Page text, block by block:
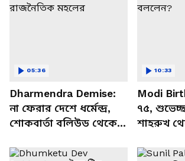
Dharmendra Demise:
না ফেরার দেশে ধর্মেন্দ্র,
শোকবার্তা বলিউড থেকে
05:36
Modi
৭৫,
শাহরুখ
10:33